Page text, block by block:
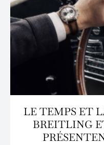
LE TEMPS ET
BREITLING